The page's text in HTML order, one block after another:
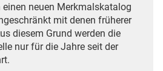
neuen Merkmalskatalog
mit denen früherer
diesem Grund werden die
nur für die Jahre seit der